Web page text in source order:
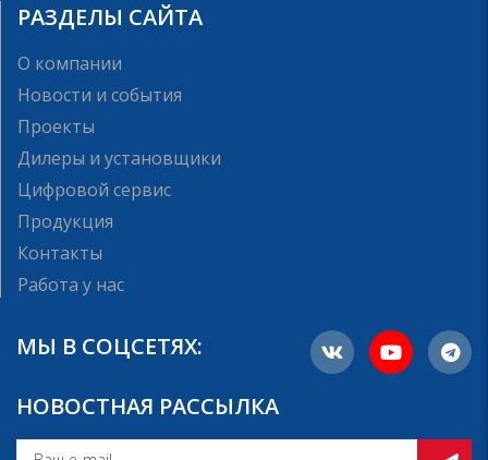
РАЗДЕЛЫ САЙТА
О компании
Новости и события
Проекты
Дилеры и установщики
Цифровой сервис
Продукция
Контакты
Работа у нас
МЫ В СОЦСЕТЯХ:
НОВОСТНАЯ РАССЫЛКА